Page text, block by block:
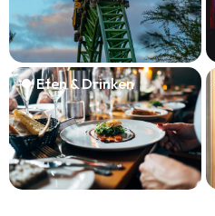
🍽️ Eten & Drinken